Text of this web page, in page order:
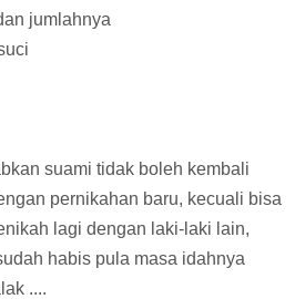
jumlahnya
suami tidak boleh kembali
pernikahan baru, kecuali bisa
lagi dengan laki-laki lain,
habis pula masa idahnya
....